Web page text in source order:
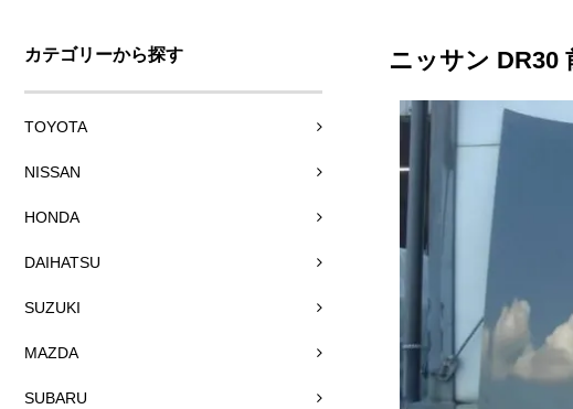
カテゴリーから探す
TOYOTA
NISSAN
HONDA
DAIHATSU
SUZUKI
MAZDA
SUBARU
ニッサン DR30